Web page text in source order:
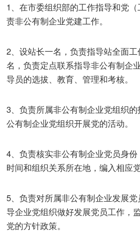
1、在市委组织部的工作指导和党
责非公有制企业党建工作。
2、设站长一名，负责指导站全面
名，负责定点联系指导非公有制企
导员的选拔、教育、管理和考核。
3、负责所属非公有制企业党组织
公有制企业党组织开展党的活动。
4、负责核实非公有制企业党员身
时间和组织关系所在地，编入相应
5、负责对所属非公有制企业发展
导企业党组织做好发展党员工作，
党的方针政策。